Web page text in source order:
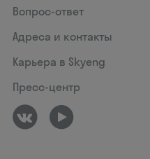
Вопрос-ответ
Адреса и контакты
Карьера в Skyeng
Пресс-центр